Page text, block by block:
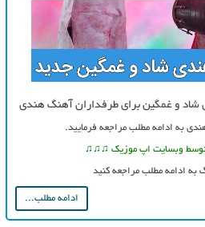
و غمگین برای طرفداران آهنگ هندی
به ادامه مطلب مراجعه فرمایید.
وبسایت اپ موزیک ♫♫♫
به ادامه مطلب مراجعه کنید
ادامه مطلب...